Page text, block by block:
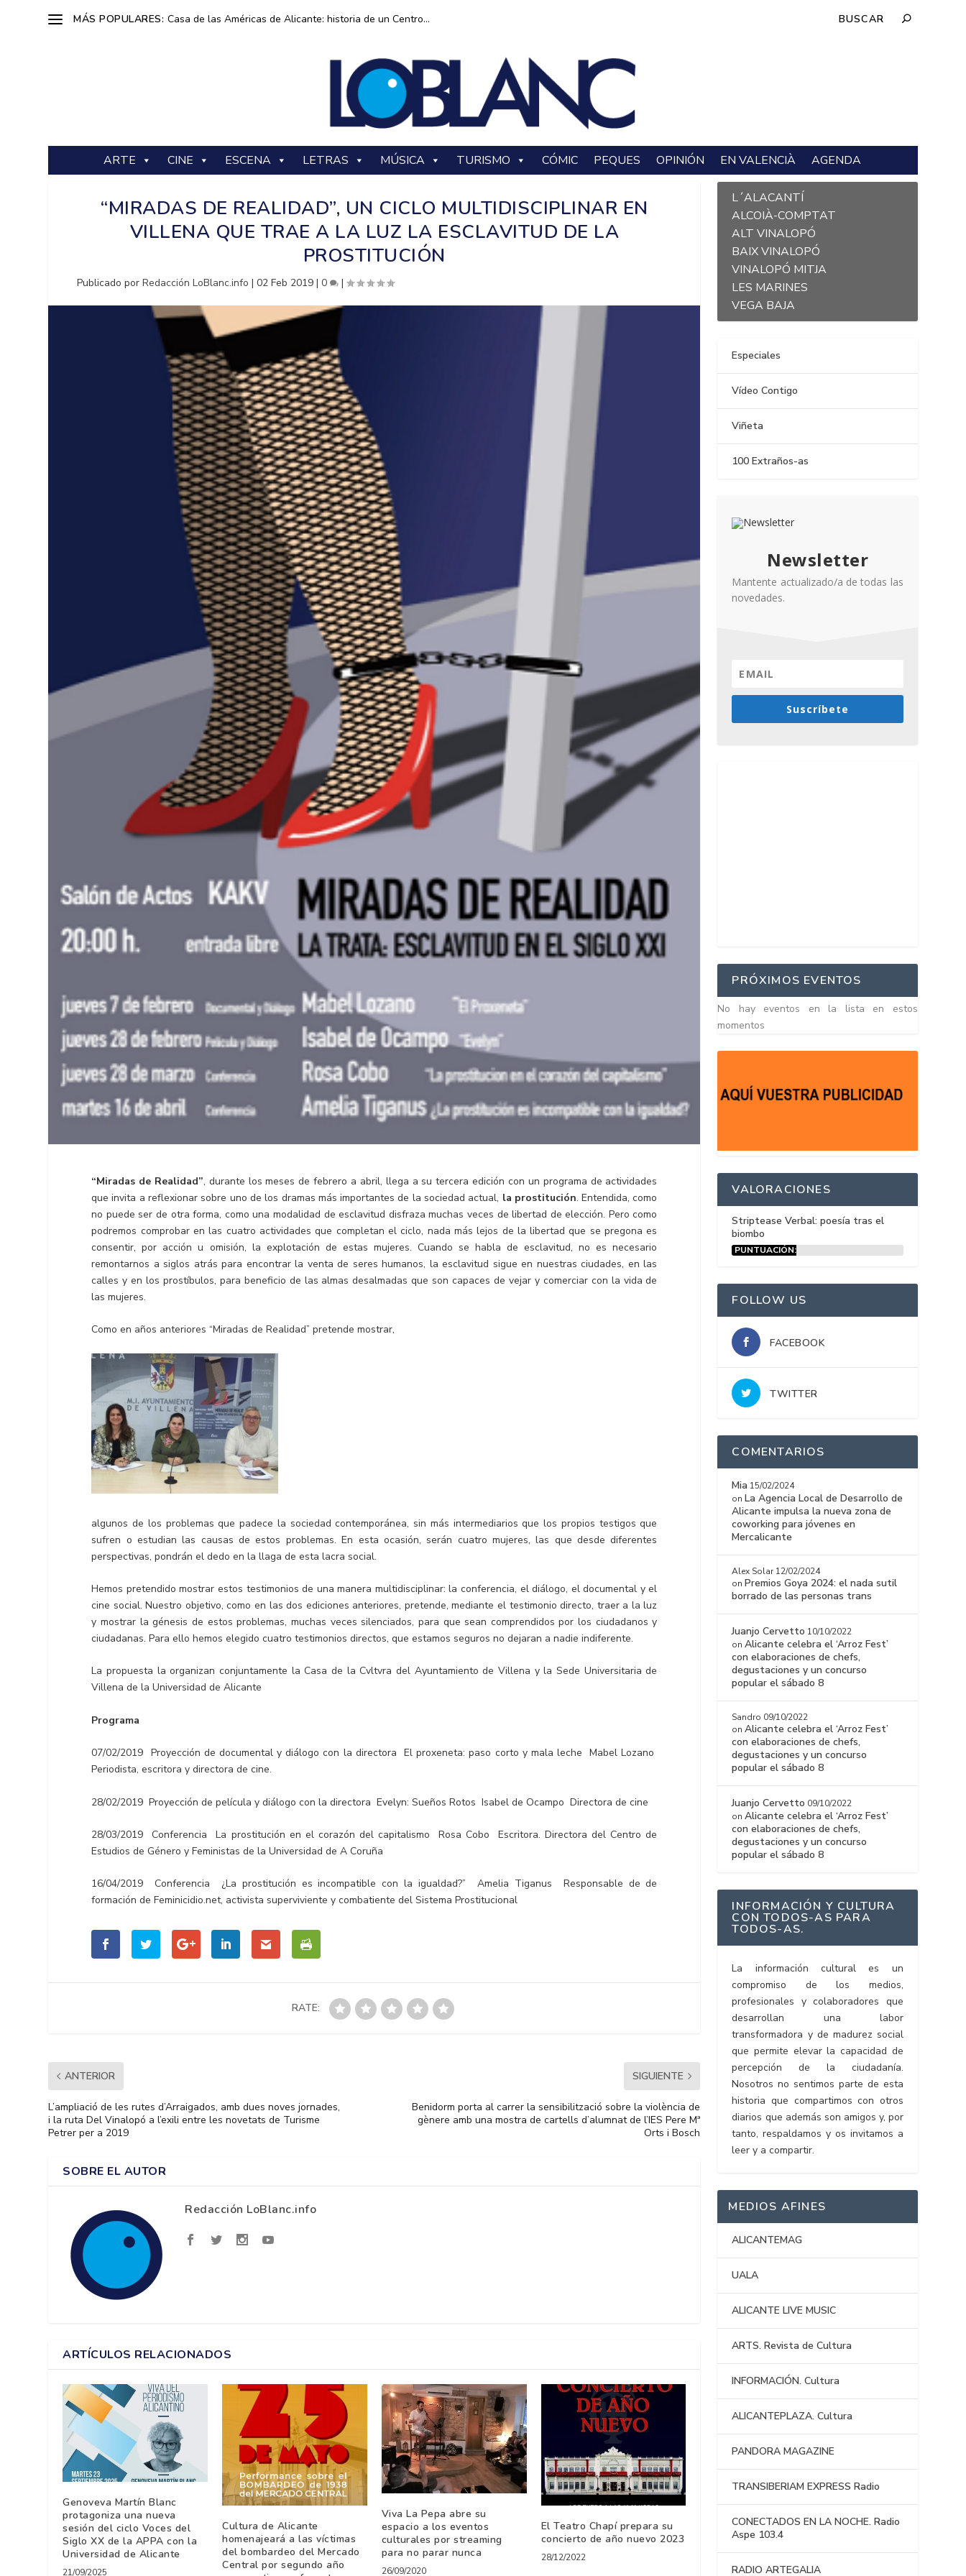
MÁS POPULARES: Casa de las Américas de Alicante: historia de un Centro...
ARTE CINE ESCENA LETRAS MÚSICA TURISMO CÓMIC PEQUES OPINIÓN EN VALENCIÀ AGENDA
“MIRADAS DE REALIDAD”, UN CICLO MULTIDISCIPLINAR EN
VILLENA QUE TRAE A LA LUZ LA ESCLAVITUD DE LA
PROSTITUCIÓN
Publicado porRedacción LoBlanc.info |02 Feb 2019 |0 |
“Miradas de Realidad”, durante los meses de febrero a abril, llega a su tercera edición con un programa de actividades
que invita a reflexionar sobre uno de los dramas más importantes de la sociedad actual, la prostitución. Entendida, como
no puede ser de otra forma, como una modalidad de esclavitud disfraza muchas veces de libertad de elección. Pero como
podremos comprobar en las cuatro actividades que completan el ciclo, nada más lejos de la libertad que se pregona es
consentir, por acción u omisión, la explotación de estas mujeres. Cuando se habla de esclavitud, no es necesario
remontarnos a siglos atrás para encontrar la venta de seres humanos, la esclavitud sigue en nuestras ciudades, en las
calles y en los prostíbulos, para beneficio de las almas desalmadas que son capaces de vejar y comerciar con la vida de
las mujeres.
Como en años anteriores “Miradas de Realidad” pretende mostrar,
algunos de los problemas que padece la sociedad contemporánea, sin más intermediarios que los propios testigos que
sufren o estudian las causas de estos problemas. En esta ocasión, serán cuatro mujeres, las que desde diferentes
perspectivas, pondrán el dedo en la llaga de esta lacra social.
Hemos pretendido mostrar estos testimonios de una manera multidisciplinar: la conferencia, el diálogo, el documental y el
cine social. Nuestro objetivo, como en las dos ediciones anteriores, pretende, mediante el testimonio directo, traer a la luz
y mostrar la génesis de estos problemas, muchas veces silenciados, para que sean comprendidos por los ciudadanos y
ciudadanas. Para ello hemos elegido cuatro testimonios directos, que estamos seguros no dejaran a nadie indiferente.
La propuesta la organizan conjuntamente la Casa de la Cvltvra del Ayuntamiento de Villena y la Sede Universitaria de
Villena de la Universidad de Alicante
Programa
07/02/2019 Proyección de documental y diálogo con la directora El proxeneta: paso corto y mala leche Mabel Lozano
Periodista, escritora y directora de cine.
28/02/2019 Proyección de película y diálogo con la directora Evelyn: Sueños Rotos Isabel de Ocampo Directora de cine
28/03/2019 Conferencia La prostitución en el corazón del capitalismo Rosa Cobo Escritora. Directora del Centro de
Estudios de Género y Feministas de la Universidad de A Coruña
16/04/2019 Conferencia ¿La prostitución es incompatible con la igualdad?” Amelia Tiganus Responsable de de
formación de Feminicidio.net, activista superviviente y combatiente del Sistema Prostitucional
RATE:
ANTERIOR
L’ampliació de les rutes d’Arraigados, amb dues noves jornades,
i la ruta Del Vinalopó a l’exili entre les novetats de Turisme
Petrer per a 2019
SIGUIENTE
Benidorm porta al carrer la sensibilització sobre la violència de
gènere amb una mostra de cartells d’alumnat de l’IES Pere Mª
Orts i Bosch
SOBRE EL AUTOR
Redacción LoBlanc.info
ARTÍCULOS RELACIONADOS
Genoveva Martín Blanc
protagoniza una nueva
sesión del ciclo Voces del
Siglo XX de la APPA con la
Universidad de Alicante
21/09/2025
Cultura de Alicante
homenajeará a las víctimas
del bombardeo del Mercado
Central por segundo año
Viva La Pepa abre su
espacio a los eventos
culturales por streaming
para no parar nunca
26/09/2020
El Teatro Chapí prepara su
concierto de año nuevo 2023
28/12/2022
L´ALACANTÍ
ALCOIÀ-COMPTAT
ALT VINALOPÓ
BAIX VINALOPÓ
VINALOPÓ MITJA
LES MARINES
VEGA BAJA
Especiales
Vídeo Contigo
Viñeta
100 Extraños-as
Newsletter
Mantente actualizado/a de todas las
novedades.
Suscríbete
PRÓXIMOS EVENTOS
No hay eventos en la lista en estos
momentos
VALORACIONES
Striptease Verbal: poesía tras el
biombo
PUNTUACIÓN:
FOLLOW US
FACEBOOK
TWITTER
COMENTARIOS
Mia 15/02/2024
on La Agencia Local de Desarrollo de
Alicante impulsa la nueva zona de
coworking para jóvenes en
Mercalicante
Alex Solar 12/02/2024
on Premios Goya 2024: el nada sutil
borrado de las personas trans
Juanjo Cervetto 10/10/2022
onAlicante celebra el ‘Arroz Fest’
con elaboraciones de chefs,
degustaciones y un concurso
popular el sábado 8
Sandro 09/10/2022
onAlicante celebra el ‘Arroz Fest’
con elaboraciones de chefs,
degustaciones y un concurso
popular el sábado 8
Juanjo Cervetto 09/10/2022
onAlicante celebra el ‘Arroz Fest’
con elaboraciones de chefs,
degustaciones y un concurso
popular el sábado 8
INFORMACIÓN Y CULTURA
CON TODOS-AS PARA
TODOS-AS.
La información cultural es un
compromiso de los medios,
profesionales y colaboradores que
desarrollan una labor
transformadora y de madurez social
que permite elevar la capacidad de
percepción de la ciudadanía.
Nosotros no sentimos parte de esta
historia que compartimos con otros
diarios que además son amigos y, por
tanto, respaldamos y os invitamos a
leer y a compartir.
MEDIOS AFINES
ALICANTEMAG
UALA
ALICANTE LIVE MUSIC
ARTS. Revista de Cultura
INFORMACIÓN. Cultura
ALICANTEPLAZA. Cultura
PANDORA MAGAZINE
TRANSIBERIAM EXPRESS Radio
CONECTADOS EN LA NOCHE. Radio
Aspe 103.4
RADIO ARTEGALIA